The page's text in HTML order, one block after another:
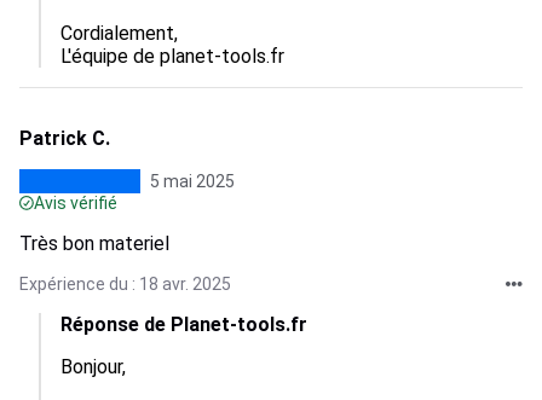
Cordialement,
L'équipe de planet-tools.fr
Patrick C.
5 mai 2025
Avis vérifié
Très bon materiel
Expérience du : 18 avr. 2025
Réponse de Planet-tools.fr
Bonjour,